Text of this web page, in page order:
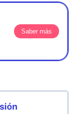
Saber más